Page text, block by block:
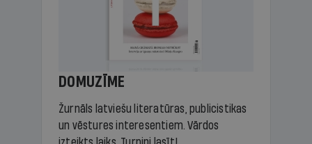
DOMUZĪME
Žurnāls latviešu literatūras, publicistikas
un vēstures interesentiem. Vārdos